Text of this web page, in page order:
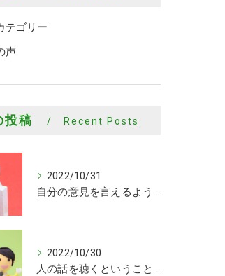
テゴリー
声
投稿 Recent Posts
2022/10/31
自分の意見を言えるようになった
2022/10/30
人の話を聴くということがまだまだできていないことを知ることができました